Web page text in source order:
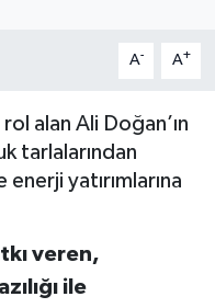
A- A+
alan Ali Doğan’ın
tarlalarından
yatırımlarına
veren,
ile